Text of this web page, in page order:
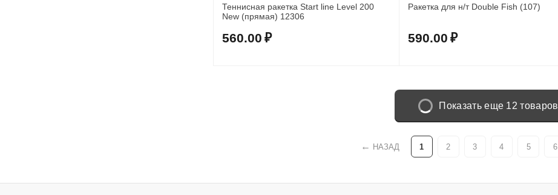
Теннисная ракетка Start line Level 200
New (прямая) 12306
560.00 ₽
Ракетка для н/т Double Fish (107)
590.00 ₽
Показать еще 12 товаров
НАЗАД 1 2 3 4 5 6